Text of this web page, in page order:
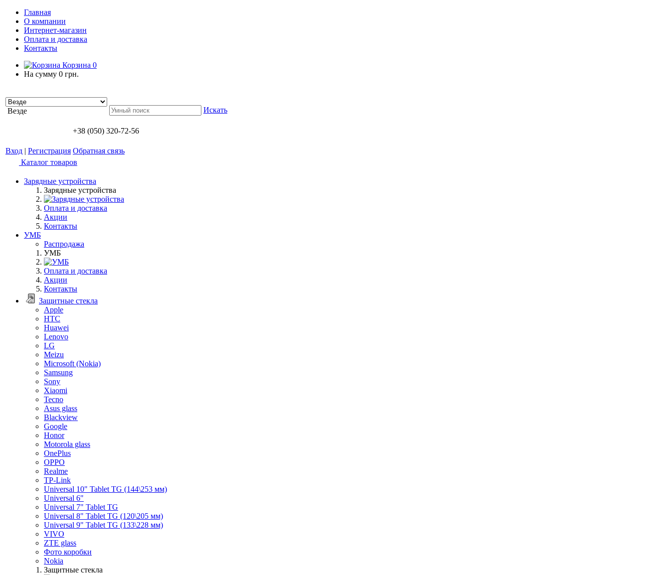
Главная
О компании
Интернет-магазин
Оплата и доставка
Контакты
Корзина 0
На сумму 0 грн.
Везде Искать
+38 (050) 320-72-56
Вход | Регистрация Обратная связь
Каталог товаров
Зарядные устройства
Зарядные устройства
Оплата и доставка
Акции
Контакты
УМБ
Распродажа
УМБ
Оплата и доставка
Акции
Контакты
Защитные стекла
Apple
HTC
Huawei
Lenovo
LG
Meizu
Microsoft (Nokia)
Samsung
Sony
Xiaomi
Tecno
Asus glass
Blackview
Google
Honor
Motorola glass
OnePlus
OPPO
Realme
TP-Link
Universal 10" Tablet TG (144\253 мм)
Universal 6"
Universal 7" Tablet TG
Universal 8" Tablet TG (120\205 мм)
Universal 9" Tablet TG (133\228 мм)
VIVO
ZTE glass
Фото коробки
Nokia
Защитные стекла